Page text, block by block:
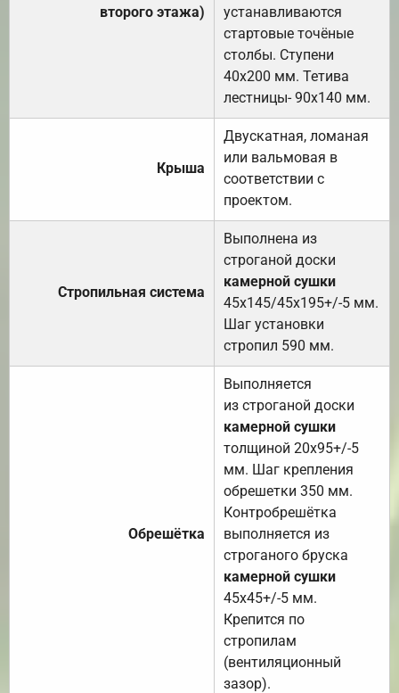
второго этажа)
устанавливаются
стартовые точёные
столбы. Ступени
40х200 мм. Тетива
лестницы- 90х140 мм.
Крыша
Двускатная, ломаная
или вальмовая в
соответствии с
проектом.
Стропильная система
Выполнена из
строганой доски
камерной сушки
45х145/45х195+/-5 мм.
Шаг установки
стропил 590 мм.
Обрешётка
Выполняется
из строганой доски
камерной сушки
толщиной 20х95+/-5
мм. Шаг крепления
обрешетки 350 мм.
Контробрешётка
выполняется из
строганого бруска
камерной сушки
45х45+/-5 мм.
Крепится по
стропилам
(вентиляционный
зазор).